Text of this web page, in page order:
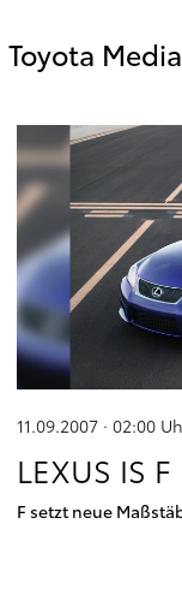
Toyota Media
11.09.2007 · 02:00
LEXUS IS F
F setzt neue